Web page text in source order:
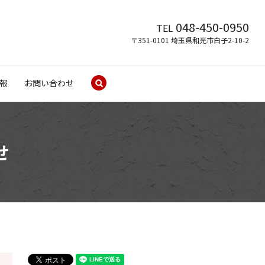
お問い合わせ
TEL 048-450-0950
〒351-0101 埼玉県和光市白子2-10-2